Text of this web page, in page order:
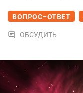
ВОПРОС–ОТВЕТ
ОБСУДИТЬ